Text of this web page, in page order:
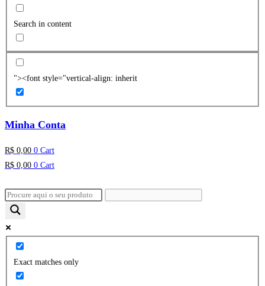
Search in content
"><font style="vertical-align: inherit
Minha Conta
R$ 0,00 0 Cart
R$ 0,00 0 Cart
Exact matches only